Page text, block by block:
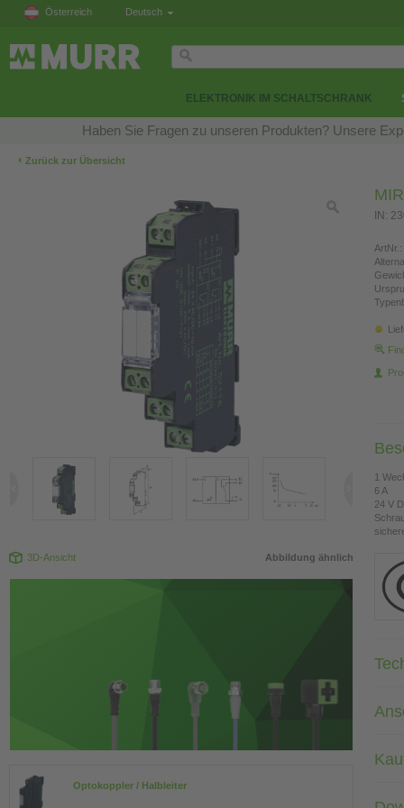
Österreich Deutsch
ELEKTRONIK IM SCHALTSCHRANK
Haben Sie Fragen zu unseren Produkten? Unsere
‹ Zurück zur Übersicht
3D-Ansicht Abbildung ähnlich
Optokoppler / Halbleiter
IN:
ArtNr.:
1
6 A
24 V